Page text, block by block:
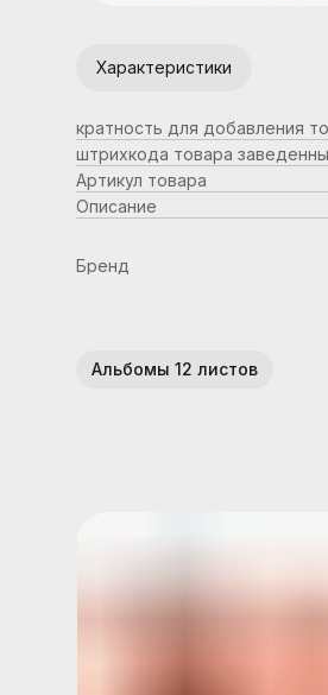
Характеристики
кратность для добавления
штрихкода товара
Артикул товара
Описание
Бренд
Альбомы 12 листов